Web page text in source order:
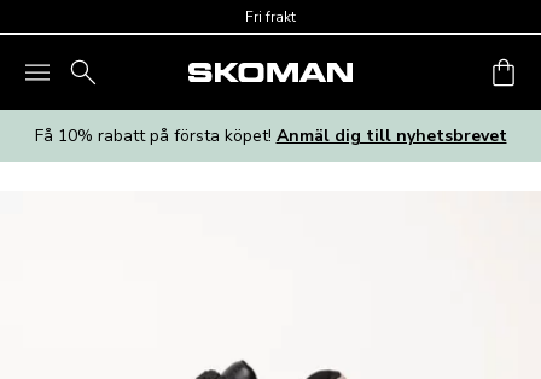
Fri frakt
Få 10% rabatt på första köpet! Anmäl dig till nyhetsbrevet